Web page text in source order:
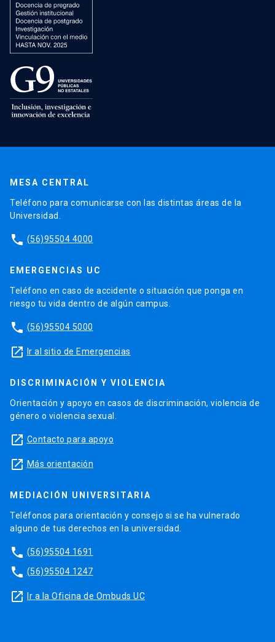
MESA CENTRAL
Teléfono para comunicarse con las distintas áreas de la
Universidad.
phone (56)95504 4000
EMERGENCIAS UC
Teléfono en caso de accidente o situación que ponga en
riesgo tu vida dentro de algún campus.
phone (56)95504 5000
launch Ir al sitio de Emergencias
DISCRIMINACIÓN Y VIOLENCIA
Orientación y apoyo en casos de discriminación, violencia de
género o violencia sexual.
launch Contacto para apoyo
launch Más orientación
MEDIACIÓN UNIVERSITARIA
Teléfonos para orientación y consejo si se ha vulnerado
alguno de tus derechos en la universidad.
phone (56)95504 1691
phone (56)95504 1247
launch Ir a la Oficina de Ombuds UC